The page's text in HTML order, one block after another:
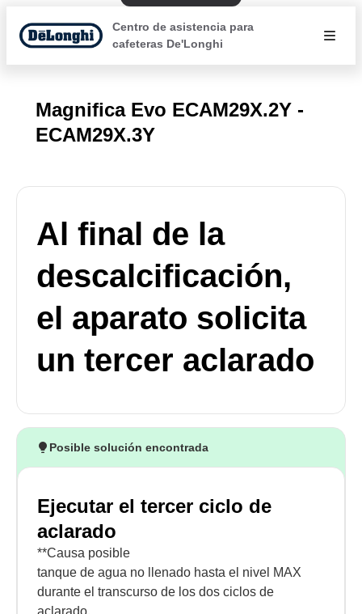
Centro de asistencia para
cafeteras De'Longhi
Magnifica Evo ECAM29X.2Y -
ECAM29X.3Y
Al final de la
descalcificación,
el aparato solicita
un tercer aclarado
Posible solución encontrada
Ejecutar el tercer ciclo de
aclarado
**Causa posible
tanque de agua no llenado hasta el nivel MAX
durante el transcurso de los dos ciclos de
aclarado.